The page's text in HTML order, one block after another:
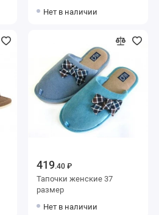
Нет в наличии
419.40 ₽
Тапочки женские 37
размер
Нет в наличии